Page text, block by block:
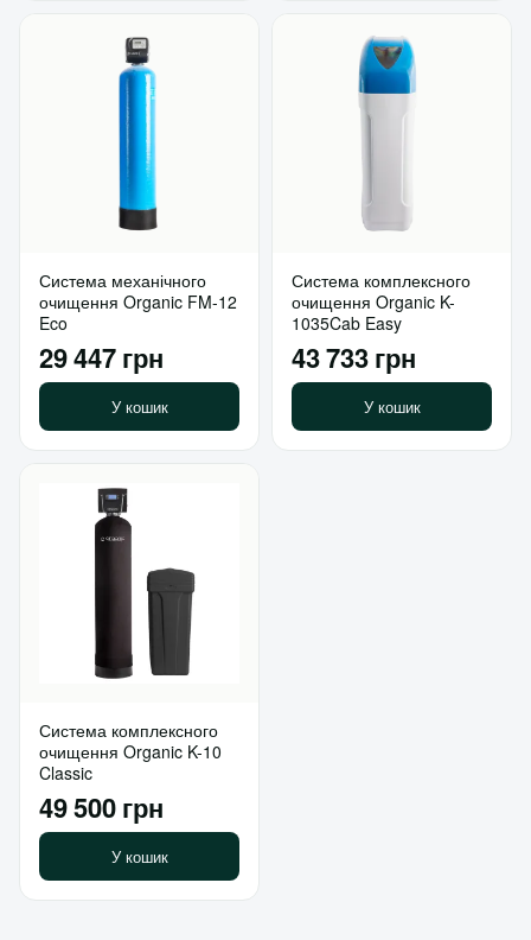
Система механічного
очищення Organic FM-12
Eco
29 447 грн
У кошик
Система комплексного
очищення Organic K-
1035Cab Easy
43 733 грн
У кошик
Система комплексного
очищення Organic K-10
Classic
49 500 грн
У кошик